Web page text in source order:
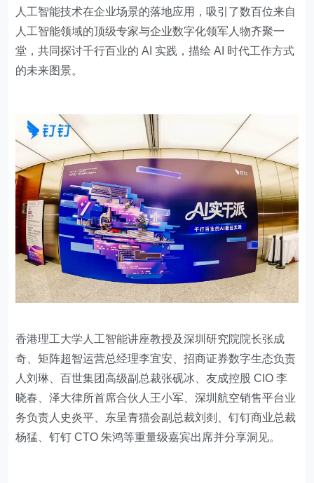
人工智能技术在企业场景的落地应用，吸引了数百位来自
人工智能领域的顶级专家与企业数字化领军人物齐聚一
堂，共同探讨千行百业的 AI 实践，描绘 AI 时代工作方式
的未来图景。
香港理工大学人工智能讲座教授及深圳研究院院长张成
奇、矩阵超智运营总经理李宜安、招商证券数字生态负责
人刘琳、百世集团高级副总裁张砚冰、友成控股 CIO 李
晓春、泽大律所首席合伙人王小军、深圳航空销售平台业
务负责人史炎平、东呈青猫会副总裁刘剡、钉钉商业总裁
杨猛、钉钉 CTO 朱鸿等重量级嘉宾出席并分享洞见。